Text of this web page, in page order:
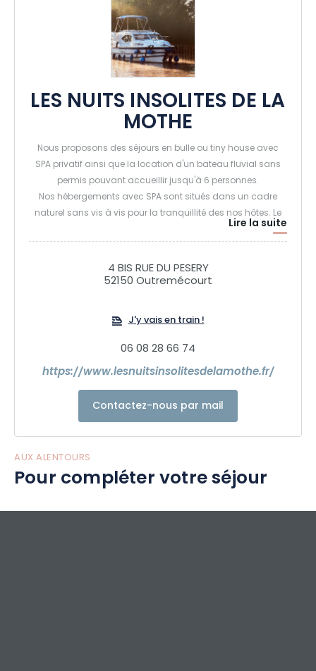
LES NUITS INSOLITES DE LA
MOTHE
Nous proposons des séjours en bulle ou tiny house avec
SPA privatif ainsi que la location d'un bateau fluvial sans
permis pouvant accueillir jusqu'à 6 personnes.
Nos hébergements avec SPA sont situés dans un cadre
naturel sans vis à vis pour la tranquillité des nos hôtes. Le
petit déjeuner est inclus dans le séjour.Lire la suite
4 BIS RUE DU PESERY
52150 Outremécourt
J'y vais en train !
06 08 28 66 74
https://www.lesnuitsinsolitesdelamothe.fr/
Contactez-nous par mail
AUX ALENTOURS
Pour compléter votre séjour